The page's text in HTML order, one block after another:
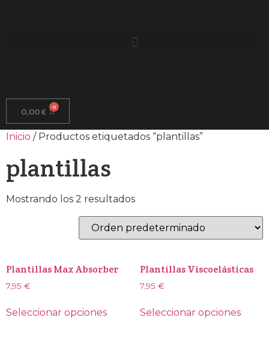
0,00€ 0
Inicio / Productos etiquetados “plantillas”
plantillas
Mostrando los 2 resultados
Plantillas Max Absorber
7,95 €
Seleccionar opciones
Plantillas Viscoelásticas
7,95 €
Seleccionar opciones